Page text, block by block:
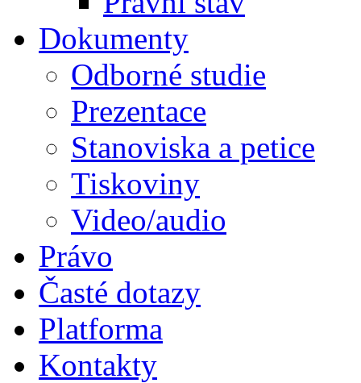
Dokumenty
Odborné studie
Prezentace
Stanoviska a petice
Tiskoviny
Video/audio
Právo
Časté dotazy
Platforma
Kontakty